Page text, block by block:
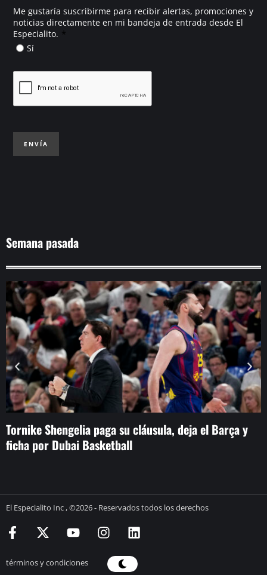
Me gustaría suscribirme para recibir alertas, promociones y
noticias directamente en mi bandeja de entrada desde El
Especialito. *
Sí
ENVÍA
Semana pasada
Tornike Shengelia paga su cláusula, deja el Barça y
ficha por Dubai Basketball
El Especialito Inc , ©2026 - Reservados todos los derechos
términos y condiciones